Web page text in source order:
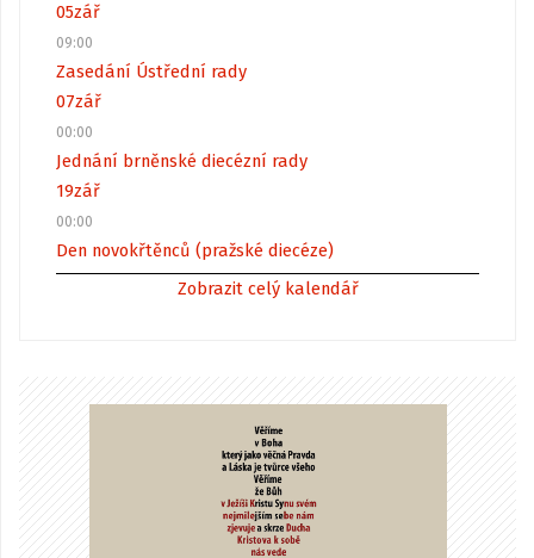
05zář
09:00
Zasedání Ústřední rady
07zář
00:00
Jednání brněnské diecézní rady
19zář
00:00
Den novokřtěnců (pražské diecéze)
Zobrazit celý kalendář